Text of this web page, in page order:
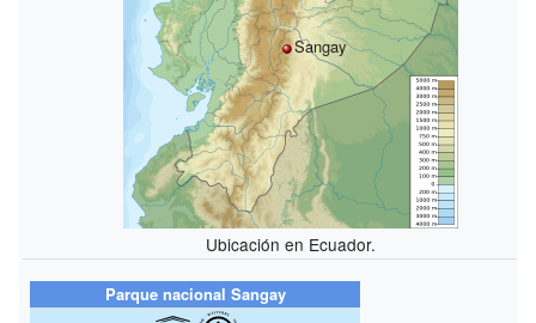
Sangay
Ubicación en Ecuador.
Parque nacional Sangay